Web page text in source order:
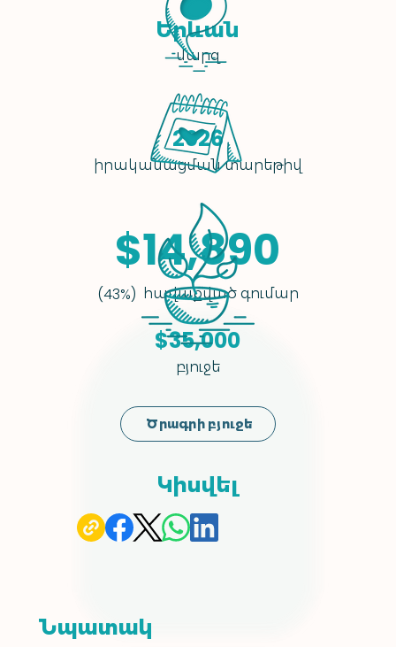
Երևան
մարզ
2026
իրականացման տարեթիվ
Ծրագրի բյուջե
(43%) հավաքված գումար
$14,890
բյուջե
$35,000
Կիսվել
Նպատակ